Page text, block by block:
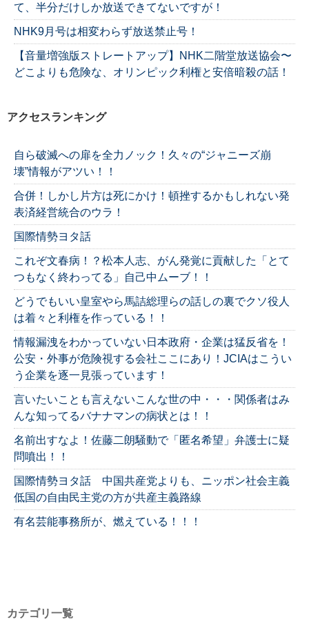
て、半分だけしか放送できてないですが！
NHK9月号は相変わらず放送禁止号！
【音量増強版ストレートアップ】NHK二階堂放送協会〜
どこよりも危険な、オリンピック利権と安倍暗殺の話！
アクセスランキング
自ら破滅への扉を全力ノック！久々の“ジャニーズ崩
壊”情報がアツい！！
合併！しかし片方は死にかけ！頓挫するかもしれない発
表済経営統合のウラ！
国際情勢ヨタ話
これぞ文春病！？松本人志、がん発覚に貢献した「とて
つもなく終わってる」自己中ムーブ！！
どうでもいい皇室やら馬詰総理らの話しの裏でクソ役人
は着々と利権を作っている！！
情報漏洩をわかっていない日本政府・企業は猛反省を！
公安・外事が危険視する会社ここにあり！JCIAはこうい
う企業を逐一見張っています！
言いたいことも言えないこんな世の中・・・関係者はみ
んな知ってるバナナマンの病状とは！！
名前出すなよ！佐藤二朗騒動で「匿名希望」弁護士に疑
問噴出！！
国際情勢ヨタ話 中国共産党よりも、ニッポン社会主義
低国の自由民主党の方が共産主義路線
有名芸能事務所が、燃えている！！！
カテゴリ一覧